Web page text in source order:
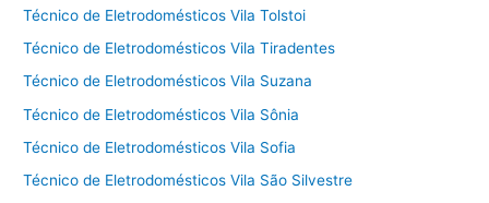
Técnico de Eletrodomésticos Vila Tolstoi
Técnico de Eletrodomésticos Vila Tiradentes
Técnico de Eletrodomésticos Vila Suzana
Técnico de Eletrodomésticos Vila Sônia
Técnico de Eletrodomésticos Vila Sofia
Técnico de Eletrodomésticos Vila São Silvestre